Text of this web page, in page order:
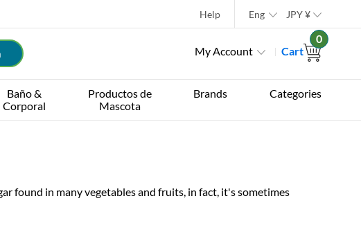
Help Eng JPY¥
My Account Cart
0
Baño &
Corporal
Productos de
Mascota
Brands Categories
found in many vegetables and fruits, in fact, it's sometimes